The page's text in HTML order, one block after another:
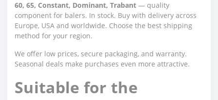
60, 65, Constant, Dominant, Trabant — quality
component for balers. In stock. Buy with delivery across
Europe, USA and worldwide. Choose the best shipping
method for your region.
We offer low prices, secure packaging, and warranty.
Seasonal deals make purchases even more attractive.
Suitable for the